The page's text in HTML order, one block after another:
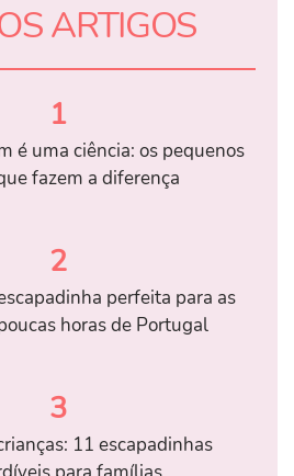
ARTIGOS
1
é uma ciência: os pequenos
fazem a diferença
2
perfeita para as
horas de Portugal
3
11 escapadinhas